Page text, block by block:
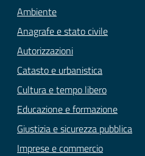
Ambiente
Anagrafe e stato civile
Autorizzazioni
Catasto e urbanistica
Cultura e tempo libero
Educazione e formazione
Giustizia e sicurezza pubblica
Imprese e commercio